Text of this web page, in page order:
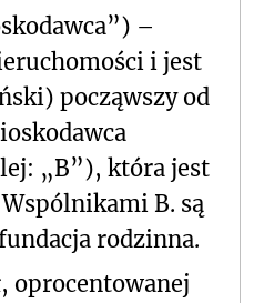
–
i jest
począwszy od
„B”), która jest
B. są
rodzinna.
oprocentowanej